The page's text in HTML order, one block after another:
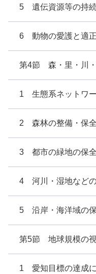
5 遺伝資源等の持
6 動物の愛護と適
第4節 森・里・川・
1 生態系ネットワ
2 森林の整備・保
3 都市の緑地の保
4 河川・湿地など
5 沿岸・海洋域の
第5節 地球規模の
1 愛知目標の達成